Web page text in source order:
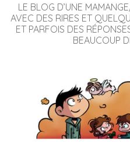
LE BLOG D’UNE
AVEC DES RIRES ET
ET PARFOIS DES
BEAUCOUP